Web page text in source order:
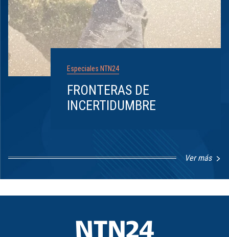
Especiales NTN24
FRONTERAS DE
INCERTIDUMBRE
Ver más
8